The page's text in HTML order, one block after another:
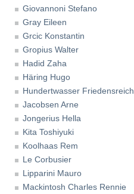
Giovannoni Stefano
Gray Eileen
Grcic Konstantin
Gropius Walter
Hadid Zaha
Häring Hugo
Hundertwasser Friedensreich
Jacobsen Arne
Jongerius Hella
Kita Toshiyuki
Koolhaas Rem
Le Corbusier
Lipparini Mauro
Mackintosh Charles Rennie